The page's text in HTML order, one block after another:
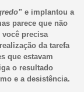
e implantou a
parece que não
precisa
da tarefa
que estavam
o resultado
e a desistência.